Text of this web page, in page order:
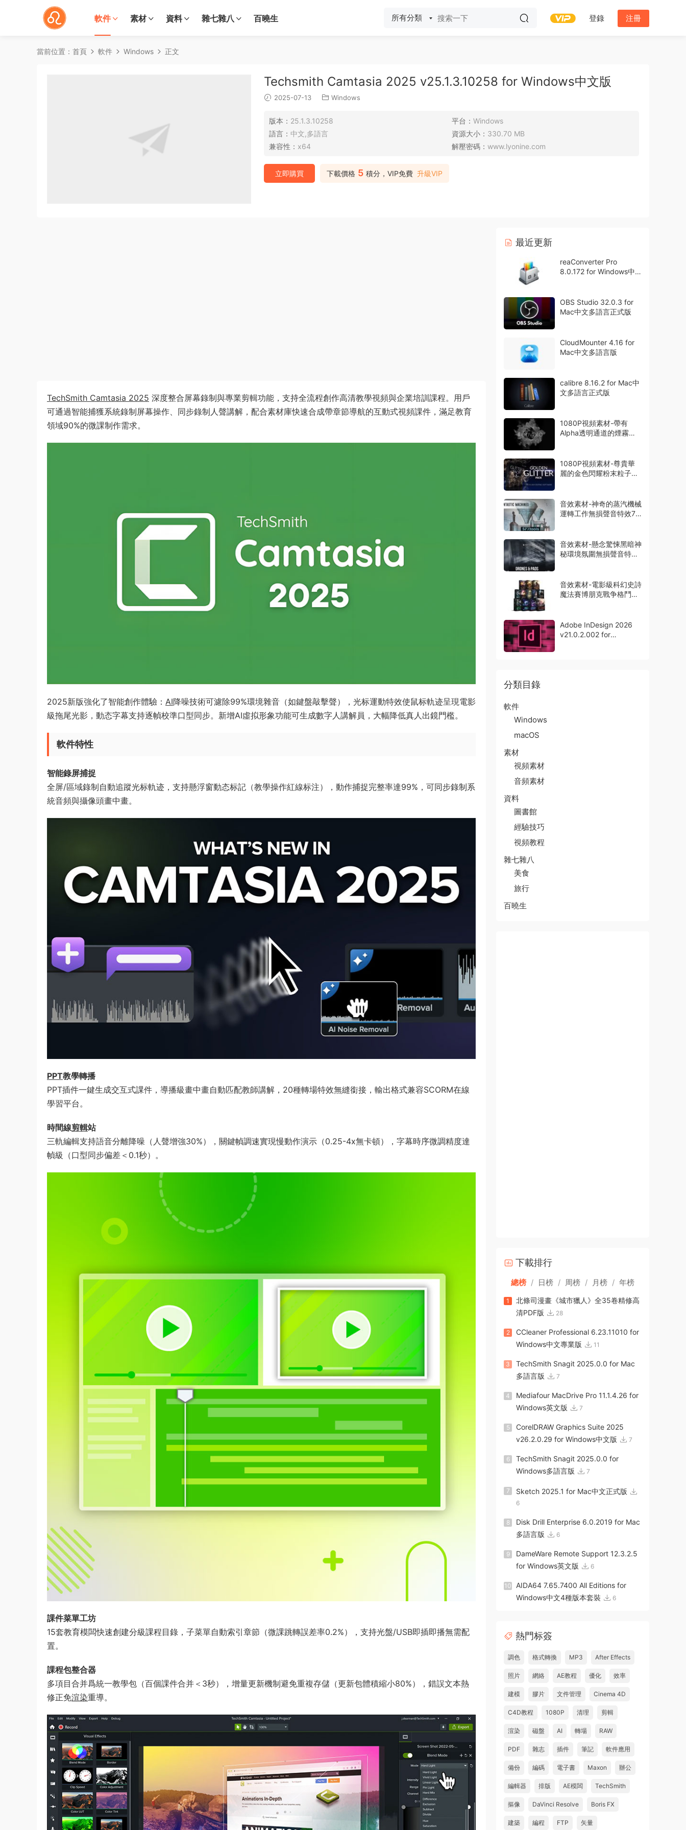
軟件 素材 資料 雜七雜八 百曉生 所有分類 登錄 注冊
當前位置： 首頁 軟件 Windows 正文
Techsmith Camtasia 2025 v25.1.3.10258 for Windows中文版
2025-07-13 Windows
版本： 25.1.3.10258 平台： Windows
語言： 中文,多語言 資源大小： 330.70 MB
兼容性： x64 解壓密碼： www.lyonine.com
下載價格 5 積分，VIP免費 升級VIP
立即購買
TechSmith Camtasia 2025 深度整合屏幕錄制與專業剪輯功能，支持全流程創作高清教學視頻與企業培訓課程。用戶
可通過智能捕獲系統錄制屏幕操作、同步錄制人聲講解，配合素材庫快速合成帶章節導航的互動式視頻課件，滿足教育
領域90%的微課制作需求。
2025新版強化了智能創作體驗： AI降噪技術可濾除99%環境雜音（如鍵盤敲擊聲），光标運動特效使鼠标軌迹呈現電影
級拖尾光影，動态字幕支持逐幀校準口型同步。新增AI虛拟形象功能可生成數字人講解員，大幅降低真人出鏡門檻。
軟件特性
智能錄屏捕捉​
全屏/區域錄制自動追蹤光标軌迹，支持懸浮窗動态标記（教學操作紅線标注），動作捕捉完整率達99%，可同步錄制系
統音頻與攝像頭畫中畫。
​PPT教學轉播​
PPT插件一鍵生成交互式課件，導播級畫中畫自動匹配教師講解，20種轉場特效無縫銜接，輸出格式兼容SCORM在線
學習平台。
​時間線剪輯站​
三軌編輯支持語音分離降噪（人聲增強30%），關鍵幀調速實現慢動作演示（0.25-4x無卡頓），字幕時序微調精度達
幀級（口型同步偏差＜0.1秒）。
​課件菜單工坊​
15套教育模闆快速創建分級課程目錄，子菜單自動索引章節（微課跳轉誤差率0.2%），支持光盤/USB即插即播無需配
置。
​課程包整合器​
多項目合并爲統一教學包（百個課件合并＜3秒），增量更新機制避免重複存儲（更新包體積縮小80%），錯誤文本熱
修正免渲染重導。
最近更新
reaConverter Pro
8.0.172 for Windows中
OBS Studio 32.0.3 for
Mac中文多語言正式版
CloudMounter 4.16 for
Mac中文多語言版
calibre 8.16.2 for Mac中
文多語言正式版
1080P視頻素材-帶有
Alpha透明通道的煙霧粒
1080P視頻素材-尊貴華
麗的金色閃耀粉末粒子特
音效素材-神奇的蒸汽機械
運轉工作無損聲音特效73
音效素材-懸念驚悚黑暗神
秘環境氛圍無損聲音特效
音效素材-電影級科幻史詩
魔法賽博朋克戰争格鬥無
Adobe InDesign 2026
v21.0.2.002 for
分類目錄
軟件
Windows
macOS
素材
視頻素材
音頻素材
資料
圖書館
經驗技巧
視頻教程
雜七雜八
美食
旅行
百曉生
下載排行
總榜 / 日榜 / 周榜 / 月榜 / 年榜
1
北條司漫畫《城市獵人》全35卷精修高
清PDF版
28
2
CCleaner Professional 6.23.11010 for
Windows中文專業版
11
3
TechSmith Snagit 2025.0.0 for Mac
多語言版
7
4
Mediafour MacDrive Pro 11.1.4.26 for
Windows英文版
7
5
CorelDRAW Graphics Suite 2025
v26.2.0.29 for Windows中文版
7
6
TechSmith Snagit 2025.0.0 for
Windows多語言版
7
7 Sketch 2025.1 for Mac中文正式版
6
8
Disk Drill Enterprise 6.0.2019 for Mac
多語言版
6
9
DameWare Remote Support 12.3.2.5
for Windows英文版
6
10
AIDA64 7.65.7400 All Editions for
Windows中文4種版本套裝
6
熱門标簽
調色 格式轉換 MP3 After Effects
照片 網絡 AE教程 優化 效率
建模 膠片 文件管理 Cinema 4D
C4D教程 1080P 清理 剪輯
渲染 磁盤 AI 轉場 RAW
PDF 雜志 插件 筆記 軟件應用
備份 編碼 電子書 Maxon 辦公
編輯器 排版 AE模闆 TechSmith
摳像 DaVinci Resolve Boris FX
建築 編程 FTP 矢量